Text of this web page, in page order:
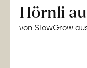
Hörnli
von SlowGrow